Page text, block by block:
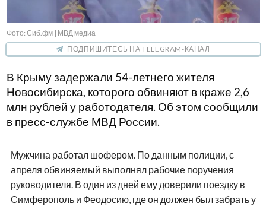
Фото: Сиб.фм | МВД медиа
ПОДПИШИТЕСЬ НА TELEGRAM-КАНАЛ
В Крыму задержали 54-летнего жителя
Новосибирска, которого обвиняют в краже 2,6
млн рублей у работодателя. Об этом сообщили
в пресс-службе МВД России.
Мужчина работал шофером. По данным полиции, с
апреля обвиняемый выполнял рабочие поручения
руководителя. В один из дней ему доверили поездку в
Симферополь и Феодосию, где он должен был забрать у